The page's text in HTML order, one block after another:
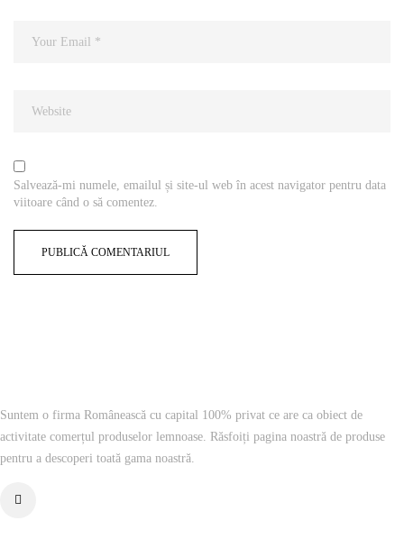
Salvează-mi numele, emailul și site-ul web în acest navigator pentru data
viitoare când o să comentez.
Suntem o firma Românească cu capital 100% privat ce are ca obiect de
activitate comerțul produselor lemnoase. Răsfoiți pagina noastră de produse
pentru a descoperi toată gama noastră.